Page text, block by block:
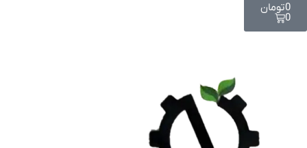
0تومان
0